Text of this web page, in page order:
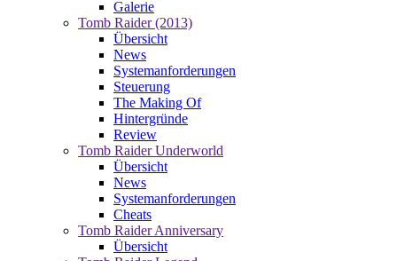
Galerie
Tomb Raider (2013)
Übersicht
News
Systemanforderungen
Steuerung
The Making Of
Hintergründe
Review
Tomb Raider Underworld
Übersicht
News
Systemanforderungen
Cheats
Tomb Raider Anniversary
Übersicht